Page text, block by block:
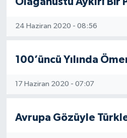
24 Haziran 2020 - 08:56
100’üncü Yılında
17 Haziran 2020 - 07:07
Avrupa Gözüyle